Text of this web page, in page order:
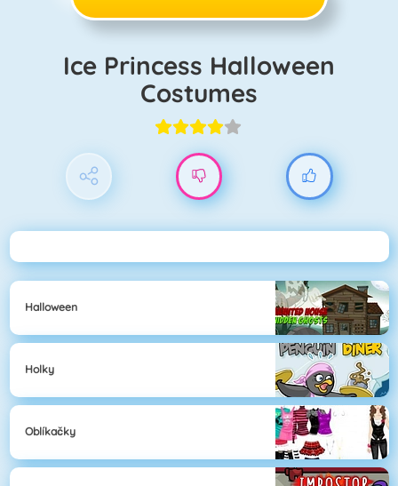
Ice Princess Halloween
Costumes
Halloween
Holky
Oblíkačky